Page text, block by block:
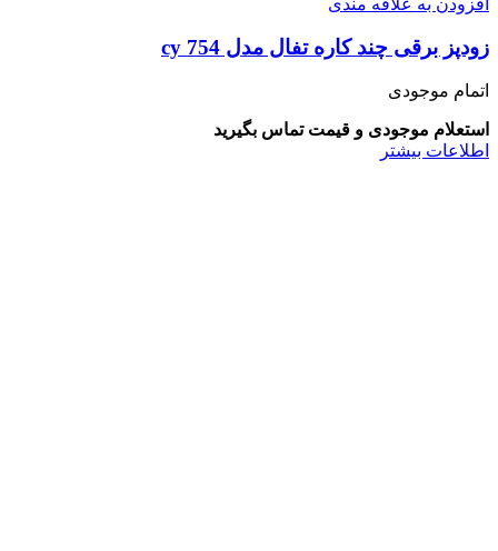
زودپز برقی چند کاره تفال مدل cy 754
اتمام موجودی
استعلام موجودی و قیمت تماس بگیرید
اطلاعات بیشتر